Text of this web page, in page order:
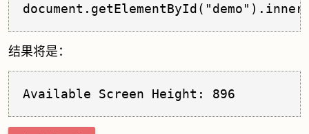
结果将是：
Available Screen Height: 896